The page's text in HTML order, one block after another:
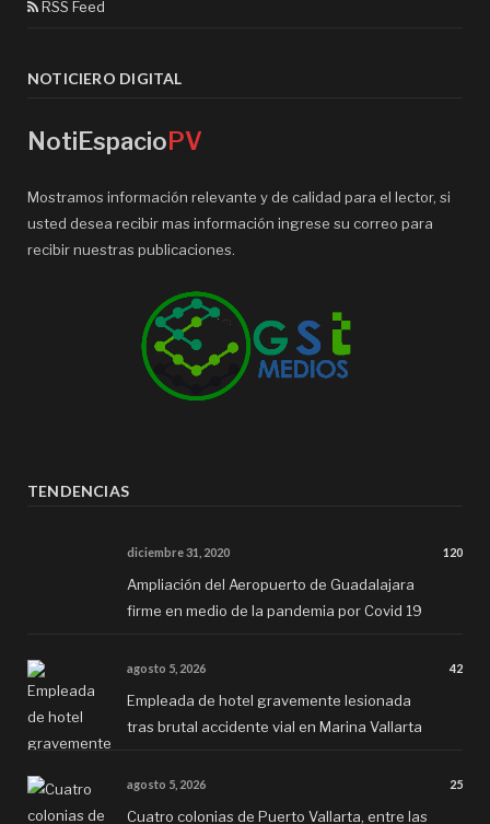
RSS Feed
NOTICIERO DIGITAL
NotiEspacioPV
Mostramos información relevante y de calidad para el lector, si
usted desea recibir mas información ingrese su correo para
recibir nuestras publicaciones.
TENDENCIAS
diciembre 31, 2020 120
Ampliación del Aeropuerto de Guadalajara
firme en medio de la pandemia por Covid 19
agosto 5, 2026 42
Empleada de hotel gravemente lesionada
tras brutal accidente vial en Marina Vallarta
agosto 5, 2026 25
Cuatro colonias de Puerto Vallarta, entre las